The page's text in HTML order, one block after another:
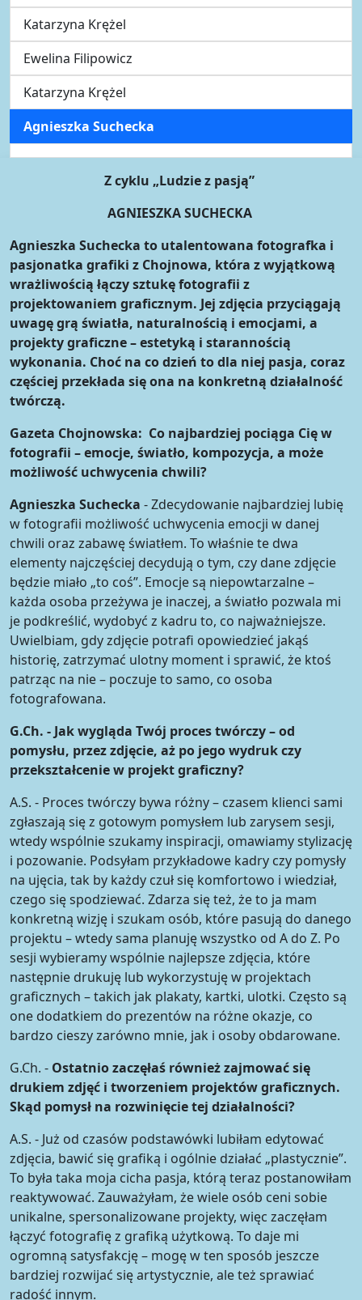
Katarzyna Krężel
Ewelina Filipowicz
Katarzyna Krężel
Agnieszka Suchecka
Z cyklu „Ludzie z pasją”
AGNIESZKA SUCHECKA
Agnieszka Suchecka to utalentowana fotografka i
pasjonatka grafiki z Chojnowa, która z wyjątkową
wrażliwością łączy sztukę fotografii z
projektowaniem graficznym. Jej zdjęcia przyciągają
uwagę grą światła, naturalnością i emocjami, a
projekty graficzne – estetyką i starannością
wykonania. Choć na co dzień to dla niej pasja, coraz
częściej przekłada się ona na konkretną działalność
twórczą.
Gazeta Chojnowska: Co najbardziej pociąga Cię w
fotografii – emocje, światło, kompozycja, a może
możliwość uchwycenia chwili?
Agnieszka Suchecka - Zdecydowanie najbardziej lubię
w fotografii możliwość uchwycenia emocji w danej
chwili oraz zabawę światłem. To właśnie te dwa
elementy najczęściej decydują o tym, czy dane zdjęcie
będzie miało „to coś”. Emocje są niepowtarzalne –
każda osoba przeżywa je inaczej, a światło pozwala mi
je podkreślić, wydobyć z kadru to, co najważniejsze.
Uwielbiam, gdy zdjęcie potrafi opowiedzieć jakąś
historię, zatrzymać ulotny moment i sprawić, że ktoś
patrząc na nie – poczuje to samo, co osoba
fotografowana.
G.Ch. - Jak wygląda Twój proces twórczy – od
pomysłu, przez zdjęcie, aż po jego wydruk czy
przekształcenie w projekt graficzny?
A.S. - Proces twórczy bywa różny – czasem klienci sami
zgłaszają się z gotowym pomysłem lub zarysem sesji,
wtedy wspólnie szukamy inspiracji, omawiamy stylizację
i pozowanie. Podsyłam przykładowe kadry czy pomysły
na ujęcia, tak by każdy czuł się komfortowo i wiedział,
czego się spodziewać. Zdarza się też, że to ja mam
konkretną wizję i szukam osób, które pasują do danego
projektu – wtedy sama planuję wszystko od A do Z. Po
sesji wybieramy wspólnie najlepsze zdjęcia, które
następnie drukuję lub wykorzystuję w projektach
graficznych – takich jak plakaty, kartki, ulotki. Często są
one dodatkiem do prezentów na różne okazje, co
bardzo cieszy zarówno mnie, jak i osoby obdarowane.
G.Ch. - Ostatnio zaczęłaś również zajmować się
drukiem zdjęć i tworzeniem projektów graficznych.
Skąd pomysł na rozwinięcie tej działalności?
A.S. - Już od czasów podstawówki lubiłam edytować
zdjęcia, bawić się grafiką i ogólnie działać „plastycznie”.
To była taka moja cicha pasja, którą teraz postanowiłam
reaktywować. Zauważyłam, że wiele osób ceni sobie
unikalne, spersonalizowane projekty, więc zaczęłam
łączyć fotografię z grafiką użytkową. To daje mi
ogromną satysfakcję – mogę w ten sposób jeszcze
bardziej rozwijać się artystycznie, ale też sprawiać
radość innym.